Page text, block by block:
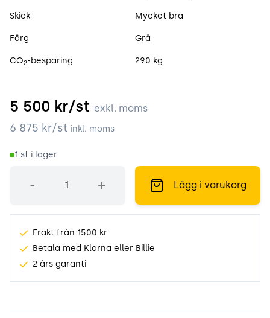
Skick Mycket bra
Färg Grå
CO2-besparing 290 kg
5 500 kr/st exkl. moms
6 875 kr/st inkl. moms
1 st i lager
- + Lägg i varukorg
Frakt från 1500 kr
Betala med Klarna eller Billie
2 års garanti